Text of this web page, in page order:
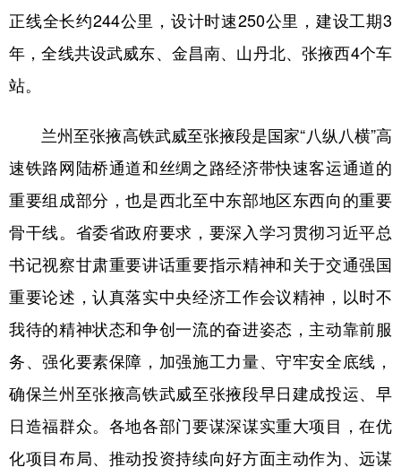
正线全长约244公里，设计时速250公里，建设工期3
年，全线共设武威东、金昌南、山丹北、张掖西4个车
站。
兰州至张掖高铁武威至张掖段是国家“八纵八横”高
速铁路网陆桥通道和丝绸之路经济带快速客运通道的
重要组成部分，也是西北至中东部地区东西向的重要
骨干线。省委省政府要求，要深入学习贯彻习近平总
书记视察甘肃重要讲话重要指示精神和关于交通强国
重要论述，认真落实中央经济工作会议精神，以时不
我待的精神状态和争创一流的奋进姿态，主动靠前服
务、强化要素保障，加强施工力量、守牢安全底线，
确保兰州至张掖高铁武威至张掖段早日建成投运、早
日造福群众。各地各部门要谋深谋实重大项目，在优
化项目布局、推动投资持续向好方面主动作为、远谋